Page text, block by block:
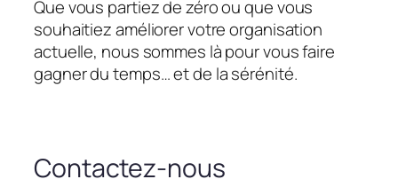
Que vous partiez de zéro ou que vous
souhaitiez améliorer votre organisation
actuelle, nous sommes là pour vous faire
gagner du temps… et de la sérénité.
Contactez-nous